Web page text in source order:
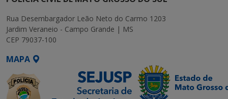
Rua Desembargador Leão Neto do Carmo 1203
Jardim Veraneio - Campo Grande | MS
CEP 79037-100
MAPA